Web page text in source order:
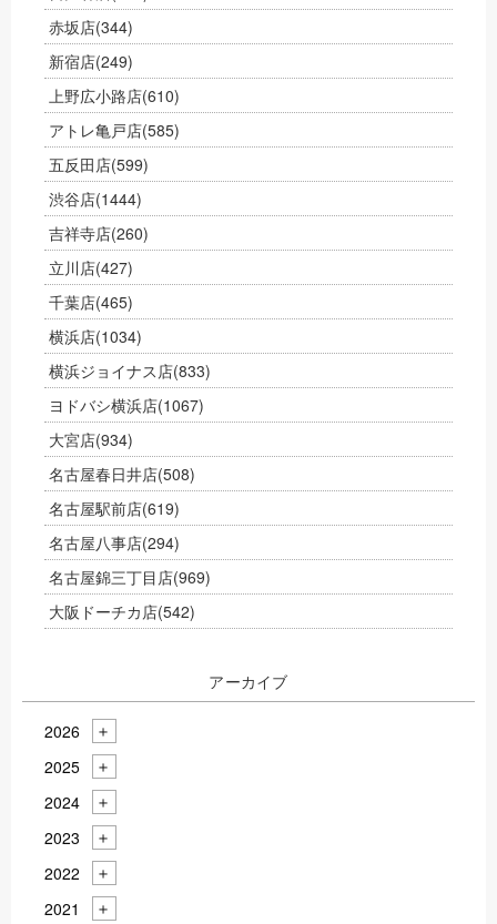
赤坂店(344)
新宿店(249)
上野広小路店(610)
アトレ亀戸店(585)
五反田店(599)
渋谷店(1444)
吉祥寺店(260)
立川店(427)
千葉店(465)
横浜店(1034)
横浜ジョイナス店(833)
ヨドバシ横浜店(1067)
大宮店(934)
名古屋春日井店(508)
名古屋駅前店(619)
名古屋八事店(294)
名古屋錦三丁目店(969)
大阪ドーチカ店(542)
アーカイブ
2026
2025
2024
2023
2022
2021